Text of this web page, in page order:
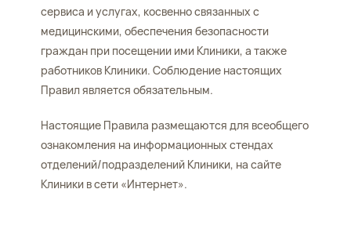
сервиса и услугах, косвенно связанных с
медицинскими, обеспечения безопасности
граждан при посещении ими Клиники, а также
работников Клиники. Соблюдение настоящих
Правил является обязательным.
Настоящие Правила размещаются для всеобщего
ознакомления на информационных стендах
отделений/подразделений Клиники, на сайте
Клиники в сети «Интернет».